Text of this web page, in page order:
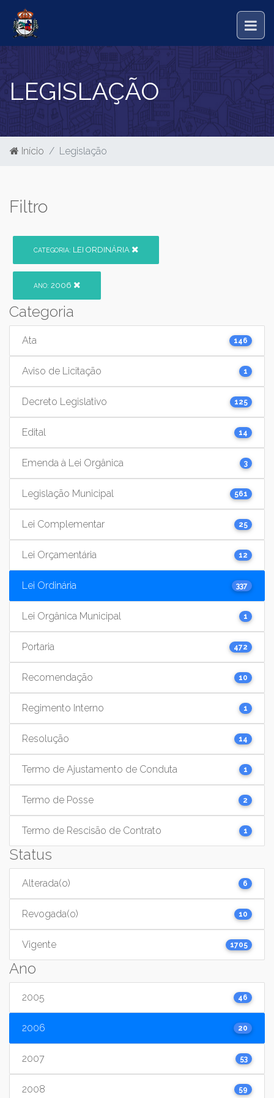
LEGISLAÇÃO
Início Legislação
Filtro
CATEGORIA: LEI ORDINÁRIA
ANO: 2006
Categoria
Ata 146
Aviso de Licitação 1
Decreto Legislativo 125
Edital 14
Emenda à Lei Orgânica 3
Legislação Municipal 561
Lei Complementar 25
Lei Orçamentária 12
Lei Ordinária 337
Lei Orgânica Municipal 1
Portaria 472
Recomendação 10
Regimento Interno 1
Resolução 14
Termo de Ajustamento de Conduta 1
Termo de Posse 2
Termo de Rescisão de Contrato 1
Status
Alterada(o) 6
Revogada(o) 10
Vigente 1705
Ano
2005 46
2006 20
2007 53
2008 59